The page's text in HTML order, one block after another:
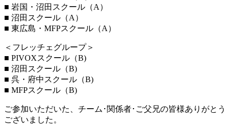
■ 岩国・沼田スクール（A）
■ 沼田スクール（A）
■ 東広島・MFPスクール（A）
＜フレッチェグループ＞
■ PIVOXスクール（B)
■ 沼田スクール（B)
■ 呉・府中スクール（B)
■ MFPスクール（B)
ご参加いただいた、チーム･関係者･ご父兄の皆様ありがとう
ございました。